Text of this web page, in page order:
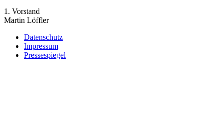
1. Vorstand
Martin Löffler
Datenschutz
Impressum
Pressespiegel